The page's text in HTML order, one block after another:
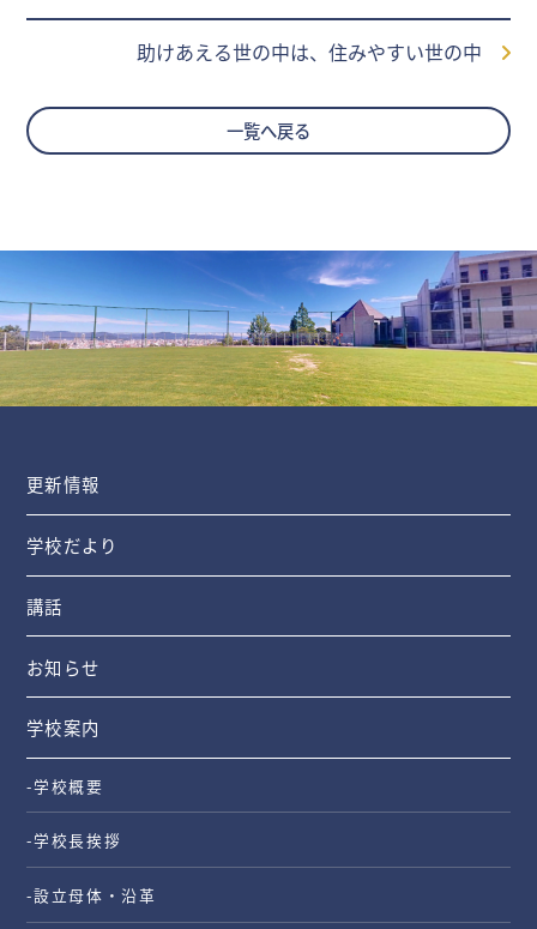
助けあえる世の中は、住みやすい世の中
一覧へ戻る
更新情報
学校だより
講話
お知らせ
学校案内
-学校概要
-学校長挨拶
-設立母体・沿革